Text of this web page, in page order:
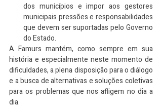
dos municípios e impor aos gestores
municipais pressões e responsabilidades
que devem ser suportadas pelo Governo
do Estado.
A Famurs mantém, como sempre em sua
história e especialmente neste momento de
dificuldades, a plena disposição para o diálogo
e a busca de alternativas e soluções coletivas
para os problemas que nos afligem no dia a
dia.